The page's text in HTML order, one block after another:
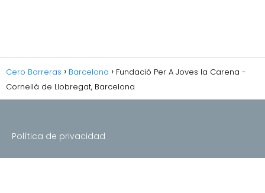
Cero Barreras Barcelona
Fundació Per A Joves la Carena -
Cornellà de Llobregat, Barcelona
Política de privacidad